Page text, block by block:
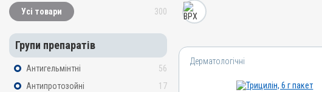
Усі товари 300
Групи препаратів
Антигельмінтні
56
Антипротозойні
17
Дерматологічні